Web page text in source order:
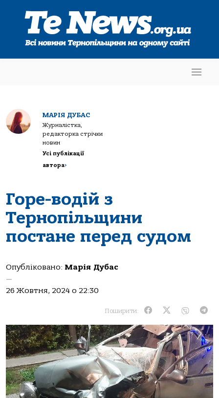
МАРІЯ ДУБАС
Журналістка,
редакторка стрічки
новин
Усі публікації
автора>
Горе-водій з
Тернопільщини
постане перед судом
Опубліковано: Марія Дубас
—
26 Жовтня, 2024 о 22:30
Поширити: